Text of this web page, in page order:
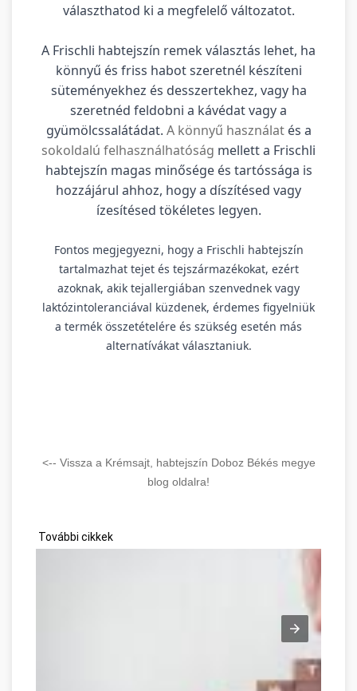
választhatod ki a megfelelő változatot.
A Frischli habtejszín remek választás lehet, ha
könnyű és friss habot szeretnél készíteni
süteményekhez és desszertekhez, vagy ha
szeretnéd feldobni a kávédat vagy a
gyümölcssalátádat. A könnyű használatés a
sokoldalú felhasználhatóság mellett a Frischli
habtejszín magas minősége és tartóssága is
hozzájárul ahhoz, hogy a díszítésed vagy
ízesítésed tökéletes legyen.
Fontos megjegyezni, hogy a Frischli habtejszín
tartalmazhat tejet és tejszármazékokat, ezért
azoknak, akik tejallergiában szenvednek vagy
laktózintoleranciával küzdenek, érdemes figyelniük
a termék összetételére és szükség esetén más
alternatívákat választaniuk.
<-- Vissza a Krémsajt, habtejszín Doboz Békés megye
blog oldalra!
További cikkek